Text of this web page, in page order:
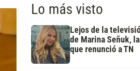
Lo más visto
Lejos de la
de Marina Señuk,
que renunció a TN